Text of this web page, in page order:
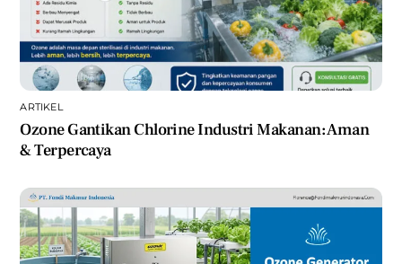
ARTIKEL
Ozone Gantikan Chlorine Industri Makanan: Aman
& Terpercaya